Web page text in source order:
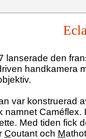
lanserade den
handkamera
var konstruerad
namnet Caméflex.
Med tiden fick
Coutant och M